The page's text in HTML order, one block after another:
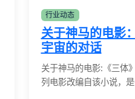
行业动态
关于神马的电影
宇宙的对话
关于神马的电影:《三体
列电影改编自该小说，